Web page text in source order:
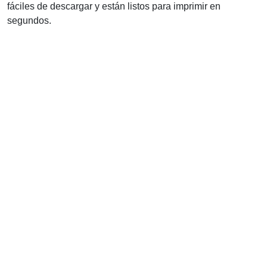
fáciles de descargar y están listos para imprimir en
segundos.